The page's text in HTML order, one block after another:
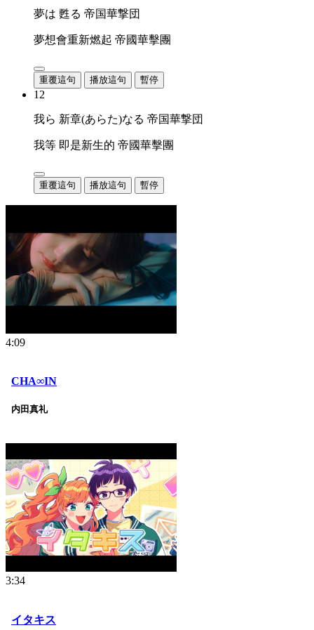
夢は 甦る 帝国華撃団
夢想會重新燃起 帝國華擊團
重覆這句 播放這句 暫停
12
我ら 新章(あらた)なる 帝国華撃団
我等 即是新生的 帝國華擊團
重覆這句 播放這句 暫停
4:09
CHA∞IN
内田真礼
3:34
イタキス